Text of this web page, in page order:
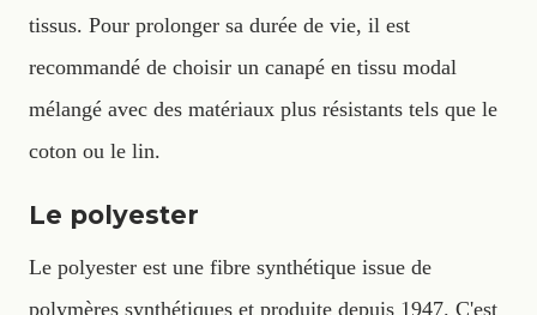
tissus. Pour prolonger sa durée de vie, il est
recommandé de choisir un canapé en tissu modal
mélangé avec des matériaux plus résistants tels que le
coton ou le lin.
Le polyester
Le polyester est une fibre synthétique issue de
polymères synthétiques et produite depuis 1947. C'est